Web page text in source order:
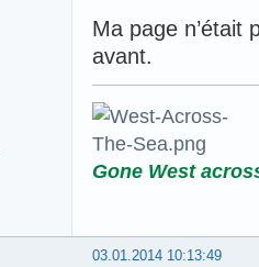
Ma page n’était
avant.
Gone West
03.01.2014 10:13:49